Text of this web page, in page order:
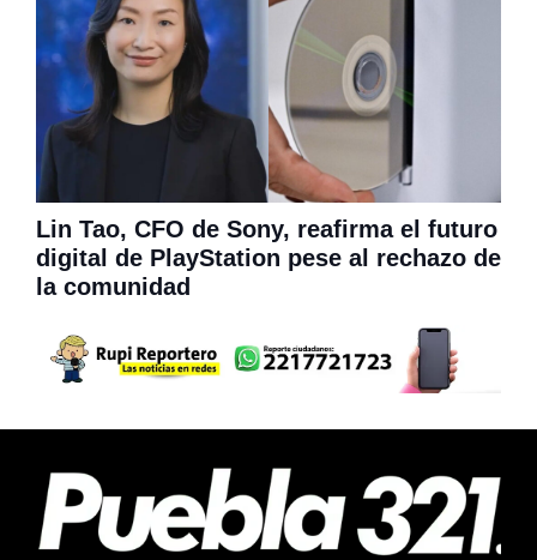
Lin Tao, CFO de Sony, reafirma el futuro
digital de PlayStation pese al rechazo de
la comunidad